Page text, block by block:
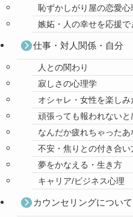
恥ずかしがり屋の恋愛心
嫉妬・人の幸せを応援で
仕事・対人関係・自分
人との関わり
寂しさの心理学
オシャレ・女性を楽しみ
頑張っても報われないと
なんだか疲れちゃったあ
不安・焦りとの付き合い
夢をかなえる・生き方
キャリア/ビジネス心理
カウンセリングについて